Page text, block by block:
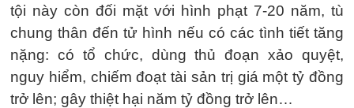
tội này còn đối mặt với hình phạt 7-20 năm, tù
chung thân đến tử hình nếu có các tình tiết tăng
nặng: có tổ chức, dùng thủ đoạn xảo quyệt,
nguy hiểm, chiếm đoạt tài sản trị giá một tỷ đồng
trở lên; gây thiệt hại năm tỷ đồng trở lên…